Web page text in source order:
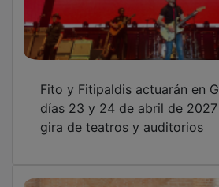
Guadalajara acoge el 4 y 5
edición de Miradas de Danza
propuestas gratuitas al aire